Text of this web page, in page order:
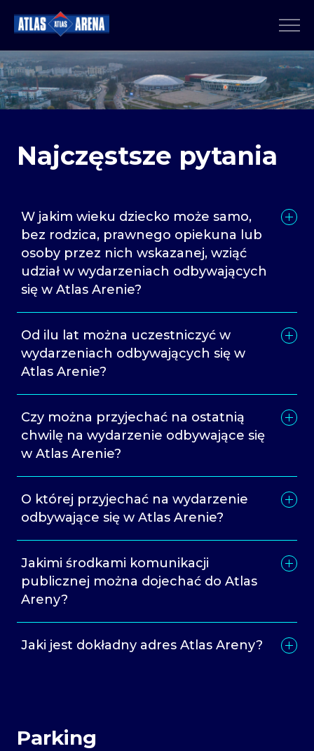
Najczęstsze pytania
W jakim wieku dziecko może samo,
bez rodzica, prawnego opiekuna lub
osoby przez nich wskazanej, wziąć
udział w wydarzeniach odbywających
się w Atlas Arenie?
Od ilu lat można uczestniczyć w
wydarzeniach odbywających się w
Atlas Arenie?
Czy można przyjechać na ostatnią
chwilę na wydarzenie odbywające się
w Atlas Arenie?
O której przyjechać na wydarzenie
odbywające się w Atlas Arenie?
Jakimi środkami komunikacji
publicznej można dojechać do Atlas
Areny?
Jaki jest dokładny adres Atlas Areny?
Parking